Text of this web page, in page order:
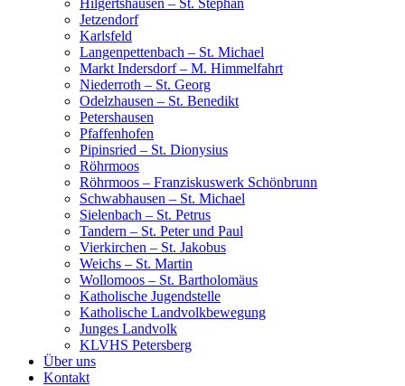
Hilgertshausen – St. Stephan
Jetzendorf
Karlsfeld
Langenpettenbach – St. Michael
Markt Indersdorf – M. Himmelfahrt
Niederroth – St. Georg
Odelzhausen – St. Benedikt
Petershausen
Pfaffenhofen
Pipinsried – St. Dionysius
Röhrmoos
Röhrmoos – Franziskuswerk Schönbrunn
Schwabhausen – St. Michael
Sielenbach – St. Petrus
Tandern – St. Peter und Paul
Vierkirchen – St. Jakobus
Weichs – St. Martin
Wollomoos – St. Bartholomäus
Katholische Jugendstelle
Katholische Landvolkbewegung
Junges Landvolk
KLVHS Petersberg
Über uns
Kontakt